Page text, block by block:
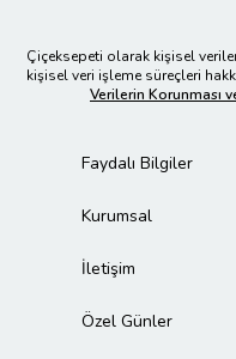
Çiçeksepeti olarak kişisel
kişisel veri işleme süreçleri
Verilerin Korunması
Faydalı Bilgiler
Kurumsal
İletişim
Özel Günler